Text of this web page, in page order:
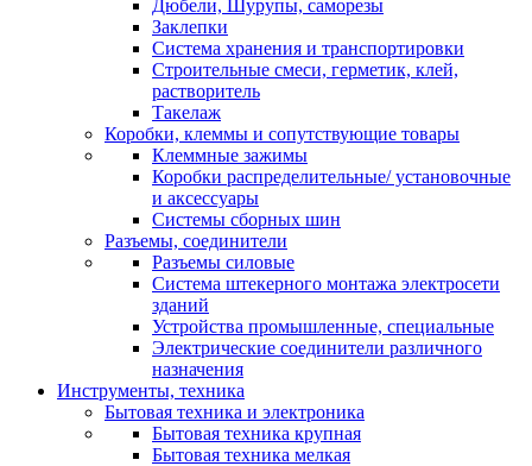
Дюбели, Шурупы, саморезы
Заклепки
Система хранения и транспортировки
Строительные смеси, герметик, клей,
растворитель
Такелаж
Коробки, клеммы и сопутствующие товары
Клеммные зажимы
Коробки распределительные/ установочные
и аксессуары
Системы сборных шин
Разъемы, соединители
Разъемы силовые
Система штекерного монтажа электросети
зданий
Устройства промышленные, специальные
Электрические соединители различного
назначения
Инструменты, техника
Бытовая техника и электроника
Бытовая техника крупная
Бытовая техника мелкая